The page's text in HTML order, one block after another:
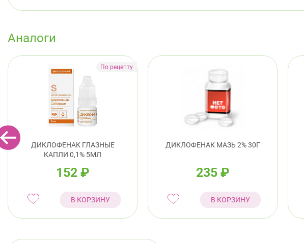
Аналоги
ДИКЛОФЕНАК ГЛАЗНЫЕ
КАПЛИ 0,1% 5МЛ
152 ₽
В КОРЗИНУ
ДИКЛОФЕНАК МАЗЬ 2% 30Г
235 ₽
В КОРЗИНУ